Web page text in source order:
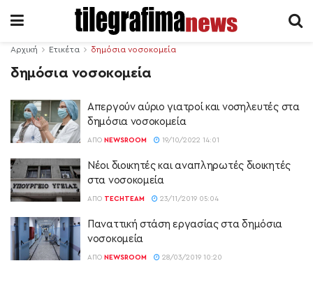
Αρχική Ετικέτα δημόσια νοσοκομεία
δημόσια νοσοκομεία
Απεργούν αύριο γιατροί και νοσηλευτές στα
δημόσια νοσοκομεία
ΑΠΌ NEWSROOM 19/10/2022 14:01
Nέοι διοικητές και αναπληρωτές διοικητές
στα νοσοκομεία
ΑΠΌ TECHTEAM 23/11/2019 05:04
Παναττική στάση εργασίας στα δημόσια
νοσοκομεία
ΑΠΌ NEWSROOM 28/03/2019 10:20